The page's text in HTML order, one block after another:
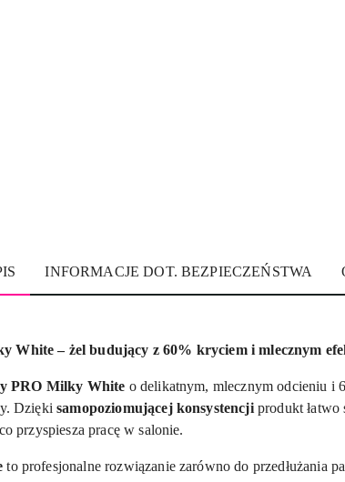
INFORMACJE DOT. BEZPIECZEŃSTWA
White – żel budujący z 60% kryciem i mlecznym
PRO Milky White o delikatnym, mlecznym odcieniu i
Dziękisamopoziomującej konsystencjiprodukt łatwo
przyspiesza pracę w salonie.
to profesjonalne rozwiązanie zarówno do przedłużania